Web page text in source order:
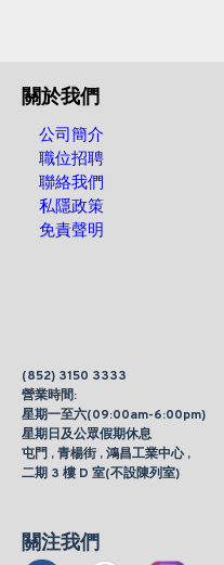
關於我們
公司簡介
職位招聘
聯絡我們
私隱政策
免責聲明
(852) 3150 3333
營業時間:
星期一至六(09:00am-6:00pm)
星期日及公眾假期休息
屯門 , 青楊街 , 鴻昌工業中心 ,
二期 3 樓 D 室(不設陳列室)
關注我們